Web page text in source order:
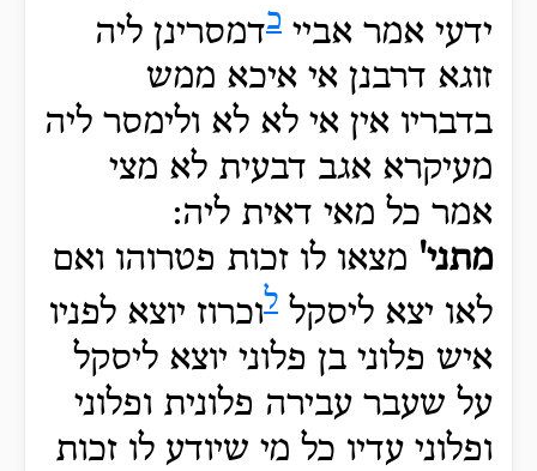
ידעי אמר אביי כדמסרינן ליה
זוגא דרבנן אי איכא ממש
בדבריו אין אי לא לא ולימסר ליה
מעיקרא אגב דבעית לא מצי
אמר כל מאי דאית ליה:
מתני' מצאו לו זכות פטרוהו ואם
לאו יצא ליסקל לוכרוז יוצא לפניו
איש פלוני בן פלוני יוצא ליסקל
על שעבר עבירה פלונית ופלוני
ופלוני עדיו כל מי שיודע לו זכות